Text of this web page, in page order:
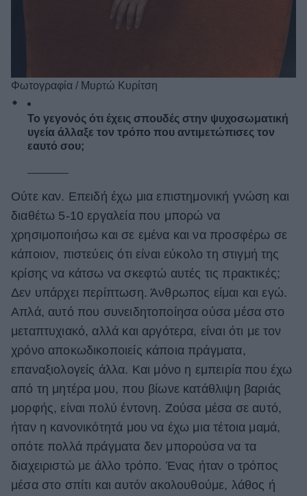
Φωτογραφία / Μυρτώ Κυρίτση
Το γεγονός ότι έχεις σπουδές στην ψυχοσωματική
υγεία άλλαξε τον τρόπο που αντιμετώπισες τον
εαυτό σου;
Ούτε καν. Επειδή έχω μια επιστημονική γνώση και
διαθέτω 5-10 εργαλεία που μπορώ να
χρησιμοποιήσω και σε εμένα και να προσφέρω σε
κάποιον, πιστεύεις ότι είναι εύκολο τη στιγμή της
κρίσης να κάτσω να σκεφτώ αυτές τις πρακτικές;
Δεν υπάρχει περίπτωση. Άνθρωπος είμαι και εγώ.
Απλά, αυτό που συνειδητοποίησα ούσα μέσα στο
μεταπτυχιακό, αλλά και αργότερα, είναι ότι με τον
χρόνο αποκωδικοποιείς κάποια πράγματα,
επαναξιολογείς άλλα. Και μόνο η εμπειρία που έχω
από τη μητέρα μου, που βίωνε κατάθλιψη βαριάς
μορφής, είναι πολύ έντονη. Ζούσα μέσα σε αυτό,
ήταν η κανονικότητά μου να έχω μια τέτοια μαμά,
οπότε πολλά πράγματα δεν μπορούσα να τα
διαχειριστώ με άλλο τρόπο. Ένας ήταν ο τρόπος
μέσα στο σπίτι και αυτόν ακολουθούμε, λάθος ή